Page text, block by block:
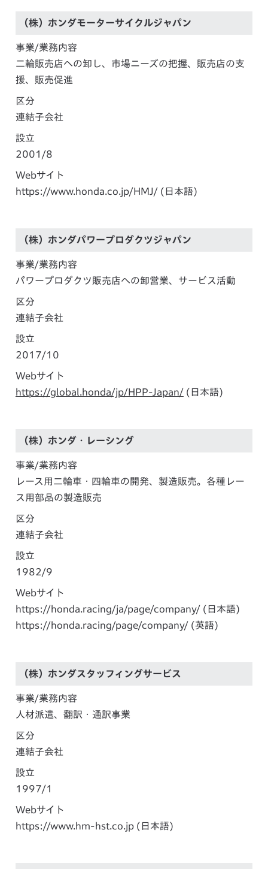
（株）ホンダモーターサイクルジャパン
事業/業務内容
二輪販売店への卸し、市場ニーズの把握、販売店の支
援、販売促進
区分
連結子会社
設立
2001/8
Webサイト
https://www.honda.co.jp/HMJ/(日本語)
（株）ホンダパワープロダクツジャパン
事業/業務内容
パワープロダクツ販売店への卸営業、サービス活動
区分
連結子会社
設立
2017/10
Webサイト
https://global.honda/jp/HPP-Japan/(日本語)
（株）ホンダ・レーシング
事業/業務内容
レース用二輪車・四輪車の開発、製造販売。各種レー
ス用部品の製造販売
区分
連結子会社
設立
1982/9
Webサイト
https://honda.racing/ja/page/company/(日本語)
https://honda.racing/page/company/(英語)
（株）ホンダスタッフィングサービス
事業/業務内容
人材派遣、翻訳・通訳事業
区分
連結子会社
設立
1997/1
Webサイト
https://www.hm-hst.co.jp(日本語)